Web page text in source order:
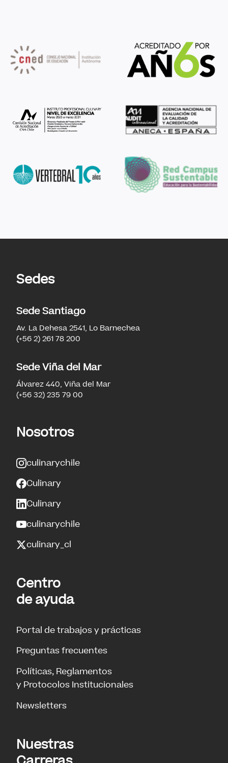
Sedes
Sede Santiago
Av. La Dehesa 2541, Lo Barnechea
(+56 2) 261 78 200
Sede Viña del Mar
Álvarez 440, Viña del Mar
(+56 32) 235 79 00
Nosotros
culinarychile
Culinary
Culinary
culinarychile
culinary_cl
Centro
de ayuda
Portal de trabajos y prácticas
Preguntas frecuentes
Políticas, Reglamentos
y Protocolos Institucionales
Newsletters
Nuestras